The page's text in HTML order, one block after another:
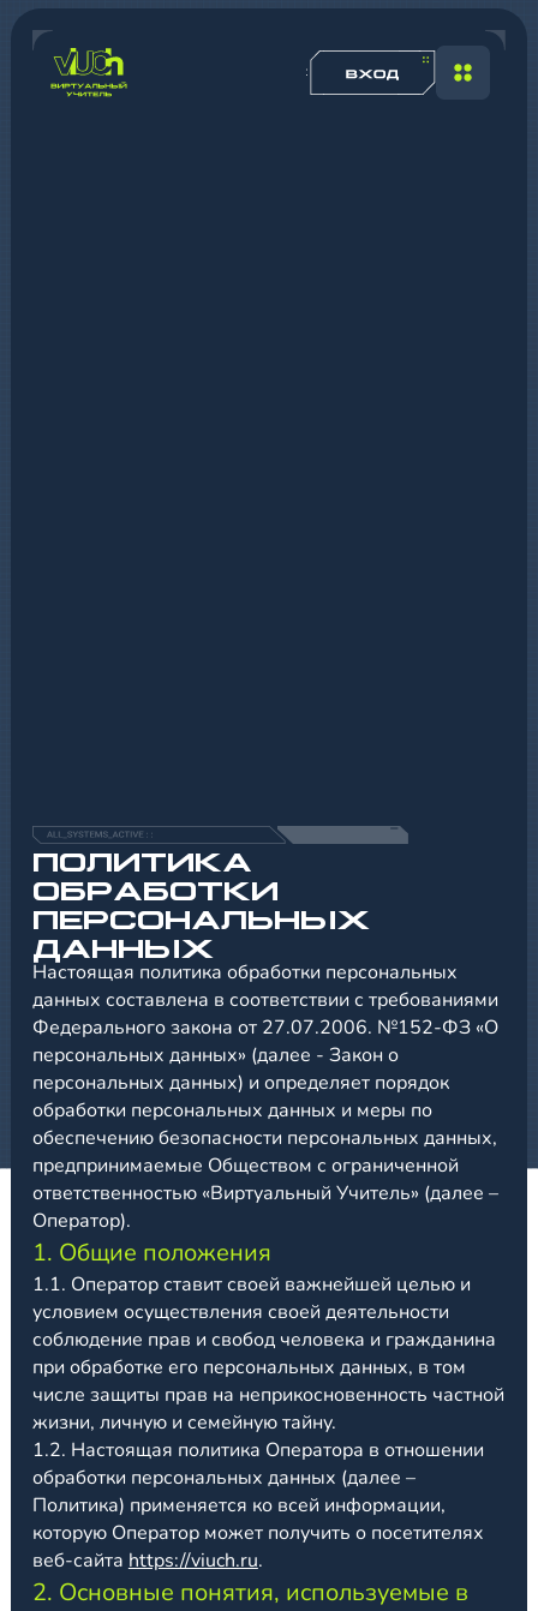
ПОЛИТИКА
ОБРАБОТКИ
ПЕРСОНАЛЬНЫХ
ДАННЫХ
Настоящая политика обработки персональных
данных составлена в соответствии с требованиями
Федерального закона от 27.07.2006. №152-ФЗ «О
персональных данных» (далее - Закон о
персональных данных) и определяет порядок
обработки персональных данных и меры по
обеспечению безопасности персональных данных,
предпринимаемые Обществом с ограниченной
ответственностью «Виртуальный Учитель» (далее –
Оператор).
1. Общие положения
1.1. Оператор ставит своей важнейшей целью и
условием осуществления своей деятельности
соблюдение прав и свобод человека и гражданина
при обработке его персональных данных, в том
числе защиты прав на неприкосновенность частной
жизни, личную и семейную тайну.
1.2. Настоящая политика Оператора в отношении
обработки персональных данных (далее –
Политика) применяется ко всей информации,
которую Оператор может получить о посетителях
веб-сайта https://viuch.ru.
2. Основные понятия, используемые в